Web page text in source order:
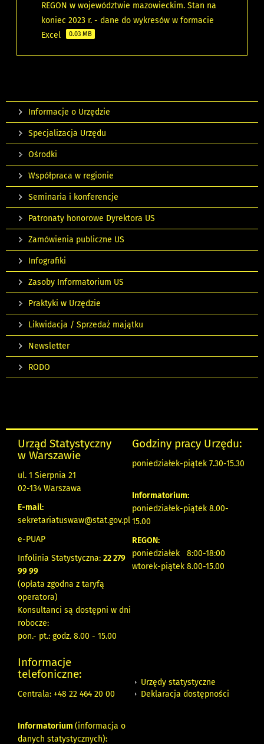
REGON w województwie mazowieckim. Stan na
koniec 2023 r. - dane do wykresów w formacie
Excel
0.03 MB
Informacje o Urzędzie
Specjalizacja Urzędu
Ośrodki
Współpraca w regionie
Seminaria i konferencje
Patronaty honorowe Dyrektora US
Zamówienia publiczne US
Infografiki
Zasoby Informatorium US
Praktyki w Urzędzie
Likwidacja / Sprzedaż majątku
Newsletter
RODO
Urząd Statystyczny
w Warszawie
ul. 1 Sierpnia 21
02-134 Warszawa
E-mail:
sekretariatuswaw@stat.gov.pl
e-PUAP
Infolinia Statystyczna: 22 279
99 99
(opłata zgodna z taryfą
operatora)
Konsultanci są dostępni w dni
robocze:
pon.- pt.: godz. 8.00 - 15.00
Godziny pracy Urzędu:
poniedziałek-piątek 7.30-15.30
Informatorium:
poniedziałek-piątek 8.00-
15.00
REGON:
poniedziałek 8:00-18:00
wtorek-piątek 8.00-15.00
Informacje
telefoniczne:
Centrala: +48 22 464 20 00
Informatorium (informacja o
danych statystycznych):
Urzędy statystyczne
Deklaracja dostępności